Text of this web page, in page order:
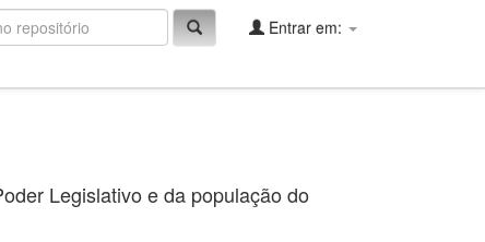
Entrar em:
Legislativo e da população do